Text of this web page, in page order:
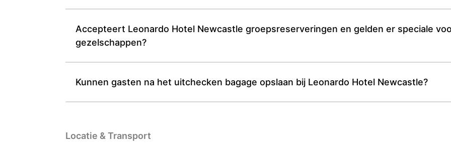
Accepteert Leonardo Hotel Newcastle groepsreserveringen en gelden er speciale
gezelschappen?
Kunnen gasten na het uitchecken bagage opslaan bij Leonardo Hotel Newcastle?
Locatie & Transport